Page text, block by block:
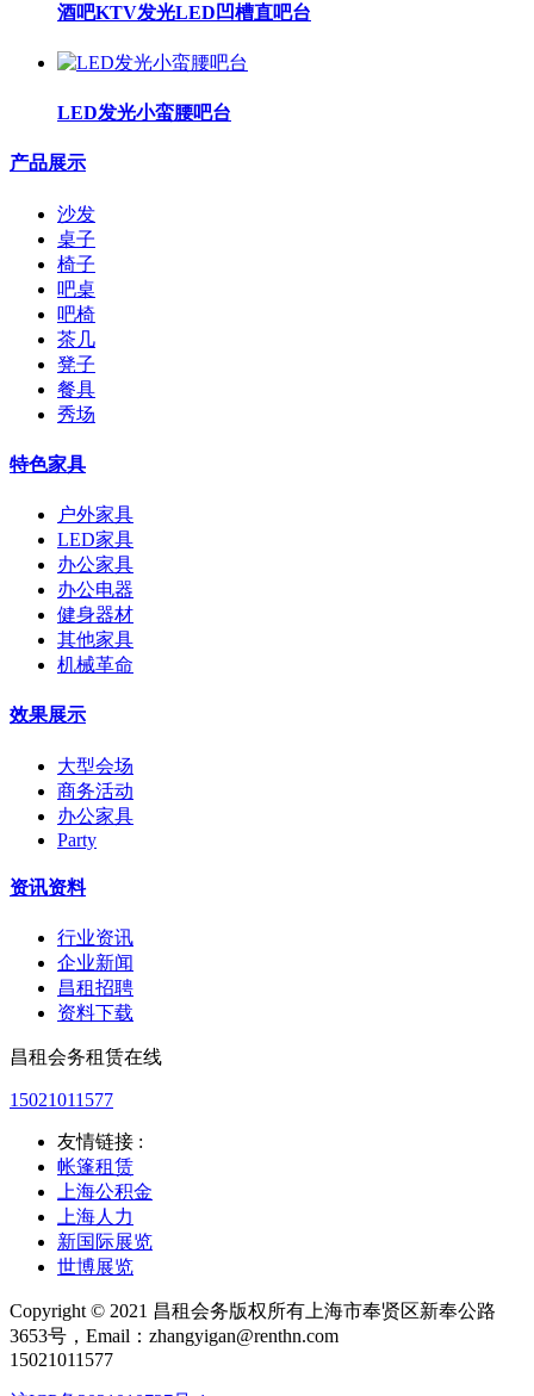
酒吧KTV发光LED凹槽直吧台
LED发光小蛮腰吧台
产品展示
沙发
桌子
椅子
吧桌
吧椅
茶几
凳子
餐具
秀场
特色家具
户外家具
LED家具
办公家具
办公电器
健身器材
其他家具
机械革命
效果展示
大型会场
商务活动
办公家具
Party
资讯资料
行业资讯
企业新闻
昌租招聘
资料下载
昌租会务租赁在线
15021011577
友情链接 :
帐篷租赁
上海公积金
上海人力
新国际展览
世博展览
Copyright © 2021 昌租会务版权所有上海市奉贤区新奉公路
3653号，Email：zhangyigan@renthn.com
15021011577